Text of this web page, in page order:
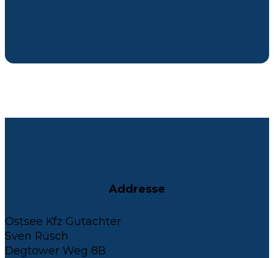
Addresse
Ostsee Kfz Gutachter
Sven Rüsch
Degtower Weg 8B